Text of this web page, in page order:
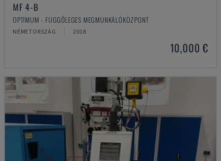
MF 4-B
OPTIMUM - FÜGGŐLEGES MEGMUNKÁLÓKÖZPONT
NÉMETORSZÁG 2018
10,000 €